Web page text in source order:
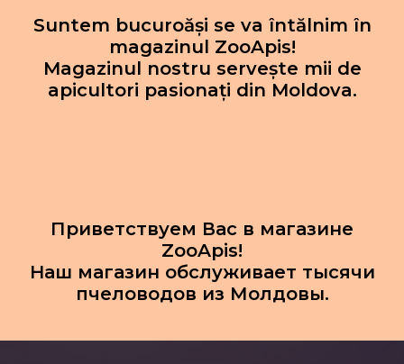
Suntem bucuroăși se va întălnim în
magazinul ZooApis!
Magazinul nostru servește mii de
apicultori pasionați din Moldova.
Приветствуем Вас в магазине
ZooApis!
Наш магазин обслуживает тысячи
пчеловодов из Молдовы.